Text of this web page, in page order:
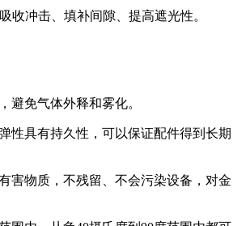
收冲击、填补间隙、提高遮光性。
避免气体外释和雾化。
性具有持久性，可以保证配件得到长期
害物质，不残留、不会污染设备，对金